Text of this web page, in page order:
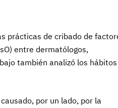
prácticas de cribado de
entre dermatólogos,
también analizó los
por un lado, por la